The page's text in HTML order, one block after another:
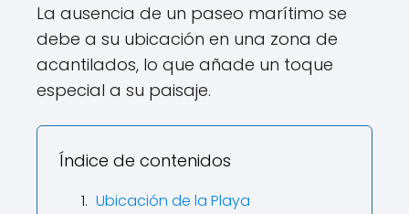
La ausencia de un paseo marítimo se
debe a su ubicación en una zona de
acantilados, lo que añade un toque
especial a su paisaje.
Índice de contenidos
Ubicación de la Playa